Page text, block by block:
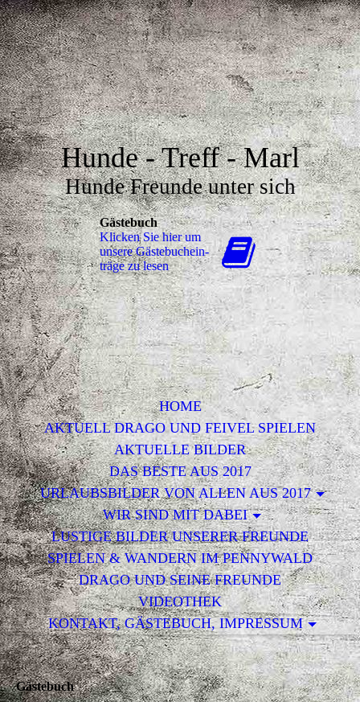
Hunde - Treff - Marl
Hunde Freunde unter sich
Gästebuch
Klicken Sie hier um
unsere Gäs­te­buch­ein­
trä­ge zu lesen
HOME
AKTUELL DRAGO UND FEIVEL SPIELEN
AKTUELLE BILDER
DAS BESTE AUS 2017
URLAUBSBILDER VON ALLEN AUS 2017
WIR SIND MIT DABEI
LUSTIGE BILDER UNSERER FREUNDE
SPIELEN & WANDERN IM PENNYWALD
DRAGO UND SEINE FREUNDE
VIDEOTHEK
KONTAKT, GÄSTEBUCH, IMPRESSUM
Gästebuch